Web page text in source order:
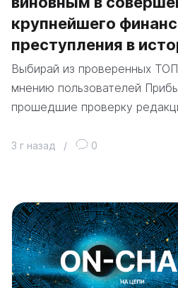
крупнейшего
преступления в
Выбирай из проверенных
мнению пользователей
прошедшие проверку
3 г назад / 0